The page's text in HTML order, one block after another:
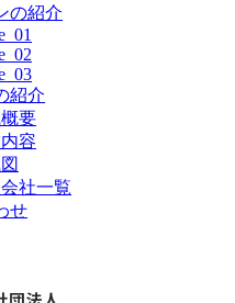
の紹介
紹介
要
容
社一覧
せ